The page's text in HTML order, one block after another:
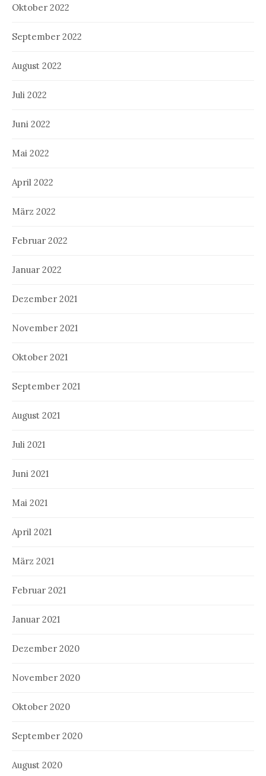
Oktober 2022
September 2022
August 2022
Juli 2022
Juni 2022
Mai 2022
April 2022
März 2022
Februar 2022
Januar 2022
Dezember 2021
November 2021
Oktober 2021
September 2021
August 2021
Juli 2021
Juni 2021
Mai 2021
April 2021
März 2021
Februar 2021
Januar 2021
Dezember 2020
November 2020
Oktober 2020
September 2020
August 2020